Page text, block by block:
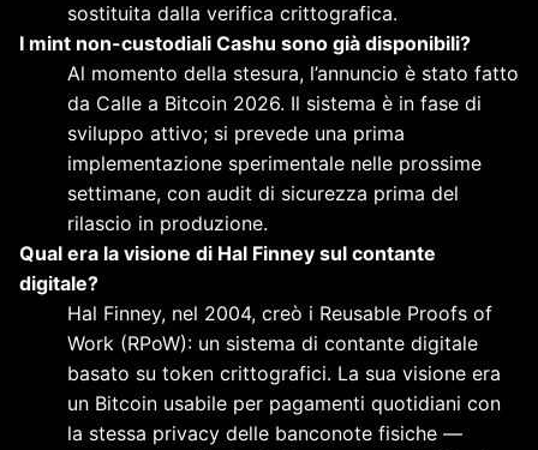
sostituita dalla verifica crittografica.
I mint non-custodiali Cashu sono già disponibili?
Al momento della stesura, l’annuncio è stato fatto
da Calle a Bitcoin 2026. Il sistema è in fase di
sviluppo attivo; si prevede una prima
implementazione sperimentale nelle prossime
settimane, con audit di sicurezza prima del
rilascio in produzione.
Qual era la visione di Hal Finney sul contante
digitale?
Hal Finney, nel 2004, creò i Reusable Proofs of
Work (RPoW): un sistema di contante digitale
basato su token crittografici. La sua visione era
un Bitcoin usabile per pagamenti quotidiani con
la stessa privacy delle banconote fisiche —